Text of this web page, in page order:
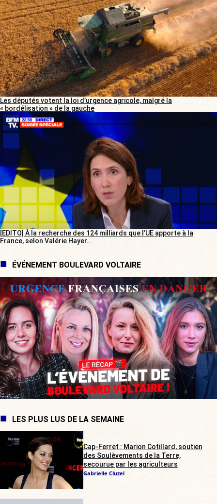
Les députés votent la loi d’urgence agricole, malgré la
« bordélisation » de la gauche
[EDITO] À la recherche des 124 milliards que l’UE apporte à la
France, selon Valérie Hayer…
ÉVÉNEMENT BOULEVARD VOLTAIRE
LES PLUS LUS DE LA SEMAINE
Cap-Ferret : Marion Cotillard, soutien
des Soulèvements de la Terre,
secourue par les agriculteurs
Gabrielle Cluzel